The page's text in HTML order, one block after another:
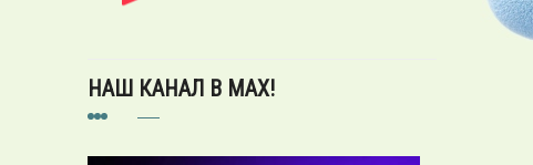
НАШ КАНАЛ В MAX!